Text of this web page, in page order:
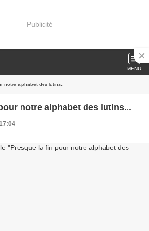
Publicité
MENU
notre alphabet des lutins...
notre alphabet des lutins...